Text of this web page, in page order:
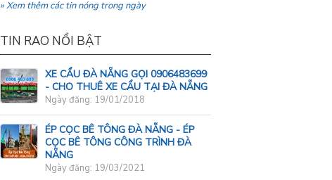
» Xem thêm các tin nóng trong ngày
TIN RAO NỔI BẬT
XE CẨU ĐÀ NẴNG GỌI 0906483699
- CHO THUÊ XE CẨU TẠI ĐÀ NẴNG
Ngày đăng: 19/01/2018
ÉP CỌC BÊ TÔNG ĐÀ NẴNG - ÉP
CỌC BÊ TÔNG CÔNG TRÌNH ĐÀ
NẴNG
Ngày đăng: 19/03/2021